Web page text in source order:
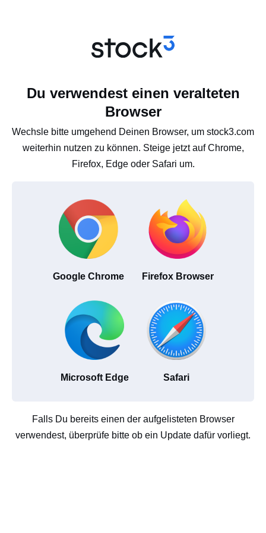
Du verwendest einen veralteten
Browser
Wechsle bitte umgehend Deinen Browser, um stock3.com
weiterhin nutzen zu können. Steige jetzt auf Chrome,
Firefox, Edge oder Safari um.
Google Chrome Firefox Browser
Microsoft Edge Safari
Falls Du bereits einen der aufgelisteten Browser
verwendest, überprüfe bitte ob ein Update dafür vorliegt.